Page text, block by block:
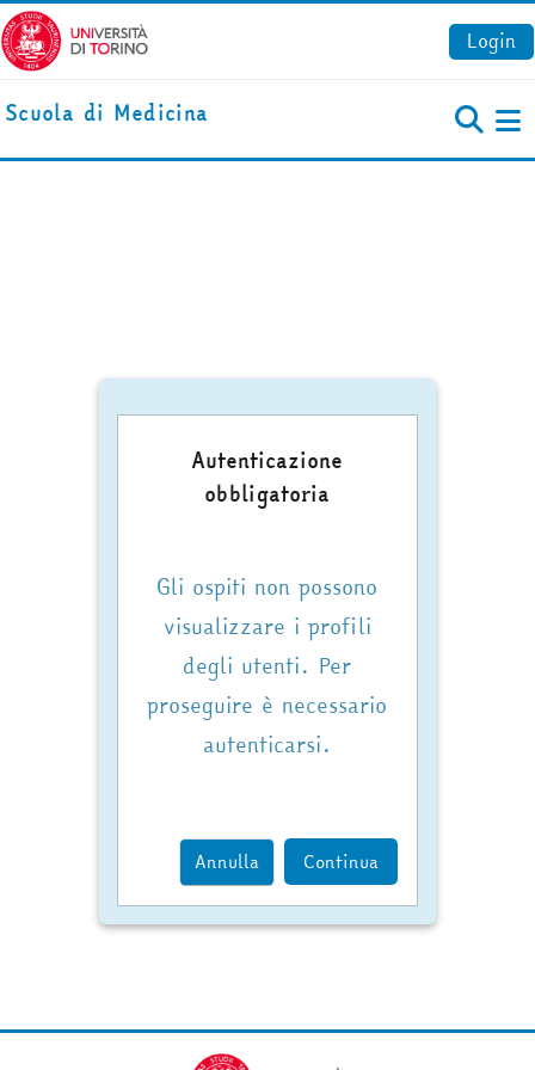
Vai al contenuto principale
Login
Scuola di Medicina
Autenticazione
obbligatoria
Gli ospiti non possono
visualizzare i profili
degli utenti. Per
proseguire è necessario
autenticarsi.
Annulla Continua